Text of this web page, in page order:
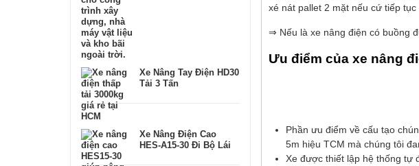
xé nát pallet 2 mặt nếu cứ tiếp tục
⇒ Nếu là xe nâng điện có buồng
Ưu điểm của xe nâng
Phần ưu điểm về cấu tạo
5m hiệu TCM mà chúng tôi
Xe được thiết lập hệ thống tự
Xe Nâng Tay Điện HD30
Tải 3 Tấn
Xe Nâng Điện Cao
HES-A15-30 Đi Bộ Lái